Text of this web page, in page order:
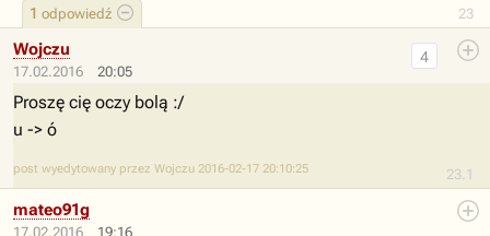
23
1 odpowiedź
17.02.2016 20:05
23.1
4
Wojczu
Proszę cię oczy bolą :/
u -> ó
post wyedytowany przez Wojczu 2016-02-17 20:10:25
17.02.2016 19:16
mateo91g